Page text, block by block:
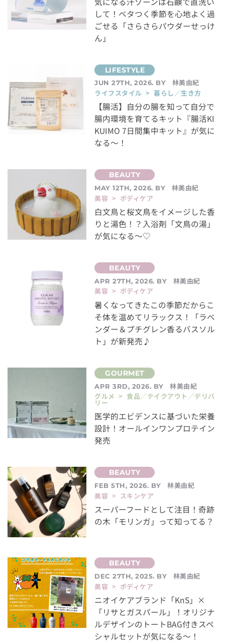
して！ベタつく季節を心地よく過
ごせる「さらさらパウダーせっけ
ん」
JUN 27TH, 2026. BY
林美由紀
ライフスタイル > 暮らし／生き方
【腸活】自分の腸を知って自分で
腸内環境を育てるキット『腸活KI
KUIMO 7日間集中キット』が気に
なる～！
MAY 12TH, 2026. BY
林美由紀
美容 > ボディケア
白文鳥と桜文鳥をイメージした香
りと湯色！？入浴剤「文鳥の湯」
が気になる～♡
APR 27TH, 2026. BY
林美由紀
美容 > ボディケア
暑くなってきたこの季節だからこ
そ体を温めてリラックス！「ラベ
ンダー＆プチグレン香るバスソル
ト」が新発売♪
APR 3RD, 2026. BY
林美由紀
グルメ > 食品／テイクアウト／デリバ
リー
医学的エビデンスに基づいた栄養
設計！オールインワンプロテイン
発売
FEB 5TH, 2026. BY
林美由紀
美容 > スキンケア
スーパーフードとして注目！奇跡
の木「モリンガ」って知ってる？
DEC 27TH, 2025. BY
林美由紀
美容 > ボディケア
ニオイケアブランド「KnS」×
「リサとガスパール」！オリジナ
ルデザインのトートBAG付きスペ
シャルセットが気になる～！